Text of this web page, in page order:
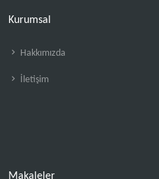
Kurumsal
Hakkımızda
İletişim
Makaleler